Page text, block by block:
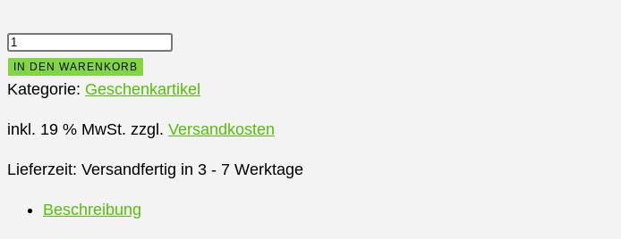
Anhänger
mit
Islandpferd
IN DEN WARENKORB
Kategorie: Geschenkartikel
inkl. 19 % MwSt. zzgl. Versandkosten
Lieferzeit: Versandfertig in 3 - 7 Werktage
Beschreibung